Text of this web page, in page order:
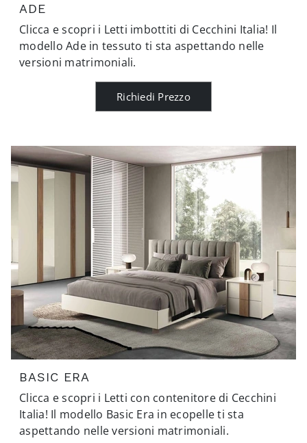
ADE
Clicca e scopri i Letti imbottiti di Cecchini Italia! Il
modello Ade in tessuto ti sta aspettando nelle
versioni matrimoniali.
Richiedi Prezzo
BASIC ERA
Clicca e scopri i Letti con contenitore di Cecchini
Italia! Il modello Basic Era in ecopelle ti sta
aspettando nelle versioni matrimoniali.